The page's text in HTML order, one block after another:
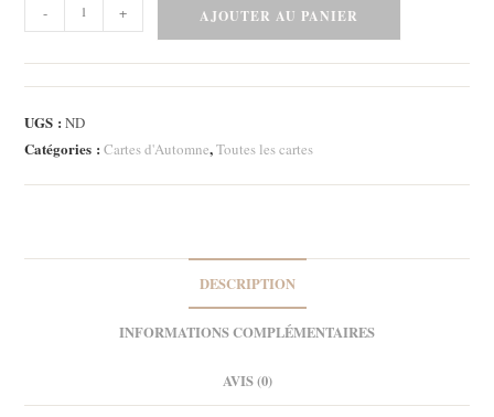
de
Carte
-
Autumn
girl
- + AJOUTER AU PANIER
UGS :ND
Catégories :Cartes d'Automne,Toutes les cartes
DESCRIPTION
INFORMATIONS COMPLÉMENTAIRES
AVIS (0)